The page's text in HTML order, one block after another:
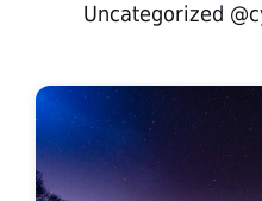
Uncategorized